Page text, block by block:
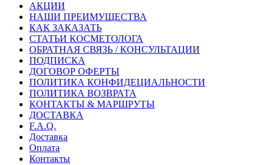
АКЦИИ
НАШИ ПРЕИМУЩЕСТВА
КАК ЗАКАЗАТЬ
СТАТЬИ КОСМЕТОЛОГА
ОБРАТНАЯ СВЯЗЬ / КОНСУЛЬТАЦИИ
ПОДПИСКА
ДОГОВОР ОФЕРТЫ
ПОЛИТИКА КОНФИДЕЦИАЛЬНОСТИ
ПОЛИТИКА ВОЗВРАТА
КОНТАКТЫ & МАРШРУТЫ
ДОСТАВКА
F.A.Q.
Доставка
Оплата
Контакты